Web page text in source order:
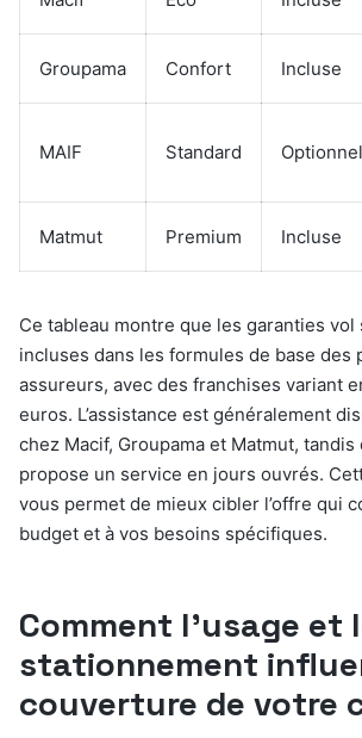
Groupama Confort Incluse
MAIF Standard
Matmut Premium Incluse
Ce tableau montre que les garanties
incluses dans les formules de base des
assureurs, avec des franchises variant
euros. L’assistance est généralement
chez Macif, Groupama et Matmut, tandis
propose un service en jours ouvrés.
vous permet de mieux cibler l’offre qui
budget et à vos besoins spécifiques.
Comment l’usage et
stationnement
couverture de votre